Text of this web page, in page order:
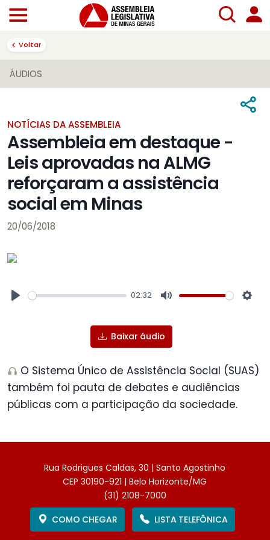
Voltar
ÁUDIOS
NOTÍCIAS DA ASSEMBLEIA
Assembleia em destaque -
Leis aprovadas na ALMG
reforçaram a assistência
social em Minas
20/06/2018
02:32
Baixar áudio
O Sistema Único de Assistência Social (SUAS)
também foi pauta de debates e audiências
públicas com a participação da sociedade.
Rua Rodrigues Caldas, 30 | Santo Agostinho
CEP 30190-921 | Belo Horizonte/MG
(31) 2108-7000
COMO CHEGAR
LISTA TELEFÔNICA